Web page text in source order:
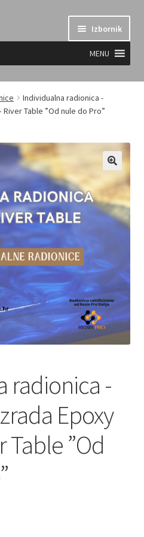
Izbornik
MENU
Individualna radionica -
Table ”Od nule do Pro”
radionica -
Epoxy
Table ”Od